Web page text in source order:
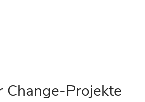
Change-Projekte